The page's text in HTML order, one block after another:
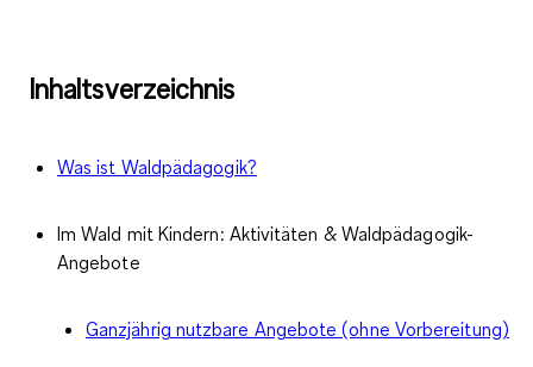
Inhaltsverzeichnis
Was ist Waldpädagogik?
Im Wald mit Kindern: Aktivitäten & Waldpädagogik-
Angebote
Ganzjährig nutzbare Angebote (ohne Vorbereitung)